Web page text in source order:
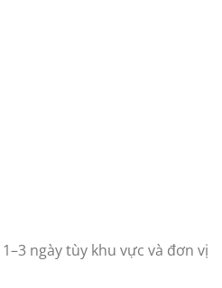
ngày tùy khu vực và đơn vị